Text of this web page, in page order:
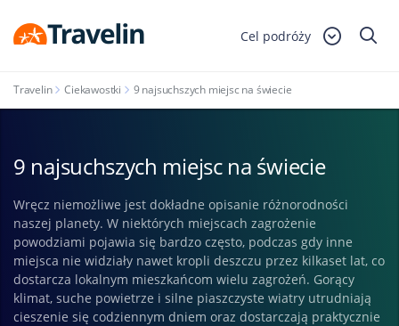
Cel podróży
Travelin Ciekawostki 9 najsuchszych miejsc na świecie
9 najsuchszych miejsc na świecie
Wręcz niemożliwe jest dokładne opisanie różnorodności
naszej planety. W niektórych miejscach zagrożenie
powodziami pojawia się bardzo często, podczas gdy inne
miejsca nie widziały nawet kropli deszczu przez kilkaset lat, co
dostarcza lokalnym mieszkańcom wielu zagrożeń. Gorący
klimat, suche powietrze i silne piaszczyste wiatry utrudniają
cieszenie się codziennym dniem oraz dostarczają praktycznie